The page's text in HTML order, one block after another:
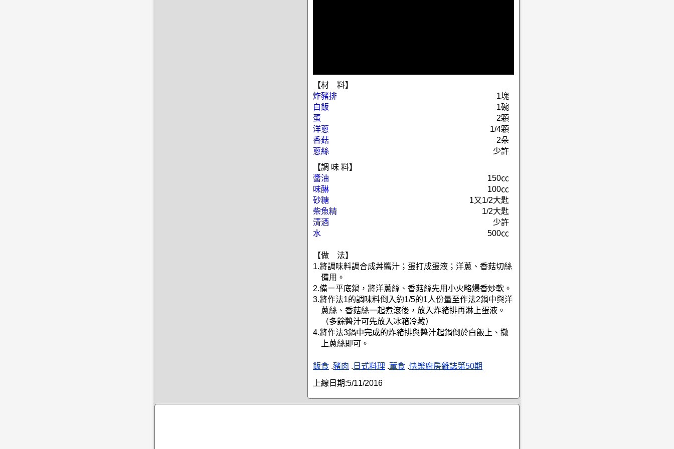
【材 料】
炸豬排
1塊
白飯
1碗
蛋
2顆
洋蔥
1/4顆
香菇
2朵
蔥絲
少許
【調 味 料】
醬油
150㏄
味醂
100㏄
砂糖
1又1/2大匙
柴魚精
1/2大匙
清酒
少許
水
500㏄
【做 法】
1.將調味料調合成丼醬汁；蛋打成蛋液；洋蔥、香菇切絲
備用。
2.備ㄧ平底鍋，將洋蔥絲、香菇絲先用小火略爆香炒軟。
3.將作法1的調味料倒入約1/5的1人份量至作法2鍋中與洋
蔥絲、香菇絲一起煮滾後，放入炸豬排再淋上蛋液。
（多餘醬汁可先放入冰箱冷藏）
4.將作法3鍋中完成的炸豬排與醬汁起鍋倒於白飯上、撒
上蔥絲即可。
飯食 .豬肉 . 日式料理 .葷食 .快樂廚房雜誌第50期
上線日期:5/11/2016